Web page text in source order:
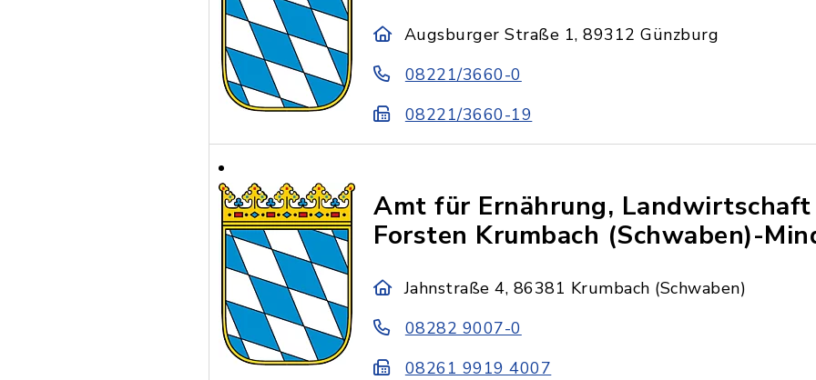
Augsburger Straße 1, 89312 Günzburg
08221/3660-0
08221/3660-19
Amt für Ernährung,
Forsten Krumbach (Schwaben)-
Jahnstraße 4, 86381 Krumbach (Schwaben)
08282 9007-0
08261 9919 4007